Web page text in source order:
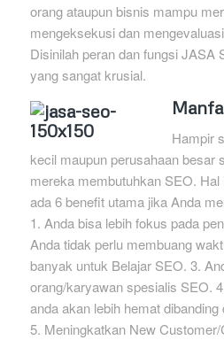
orang ataupun bisnis mampu
mengeksekusi dan
Disinilah peran dan fungsi JASA
yang sangat krusial.
Hampir
kecil maupun perusahaan besar
mereka membutuhkan SEO.
ada 6 benefit utama jika Anda
1. Anda bisa lebih fokus pada
Anda tidak perlu membuang
banyak untuk Belajar SEO. 3.
orang/karyawan spesialis SEO.
anda akan lebih hemat
5. Meningkatkan New